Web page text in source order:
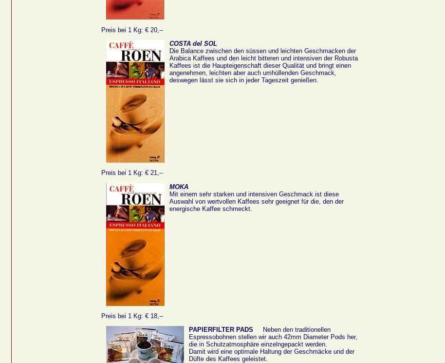
Preis bei 1 Kg: € 20,--
COSTA del SOL
Die Balance zwischen den süssen und leichten Geschmacken der
Arabica Kaffees und den leicht bitteren und intensiven der Robusta
Kaffees ist die Haupteigenschaft dieser Qualität und bringt einen
angenehmen, leichten aber auch umhüllenden Geschmack,
deswegen lässt sie sich in jeder Tageszeit genießen.
Preis bei 1 Kg: € 21,--
MOKA
Mit einem sehr starken und intensiven Geschmack ist diese
Auswahl von wertvollen Kaffees sehr geeignet für die, den der
energische Kaffee schmeckt.
Preis bei 1 Kg: € 18,--
PAPIERFILTER PADS
Neben den traditionellen
Espressobohnen stellen wir auch 42mm Diameter Pods her,
die in Schutzatmosphäre einzelngepackt werden.
Damit wird eine optimale Haltung der Geschmäcke und der
Düfte des Kaffees geleistet.